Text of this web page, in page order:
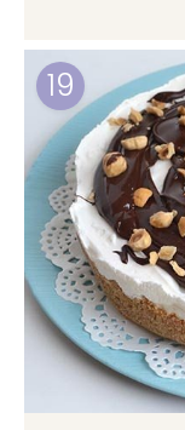
19